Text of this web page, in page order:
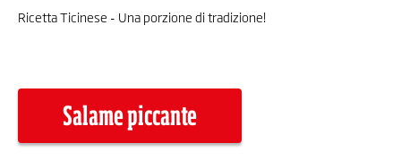
Ricetta Ticinese - Una porzione di tradizione!
Salame piccante